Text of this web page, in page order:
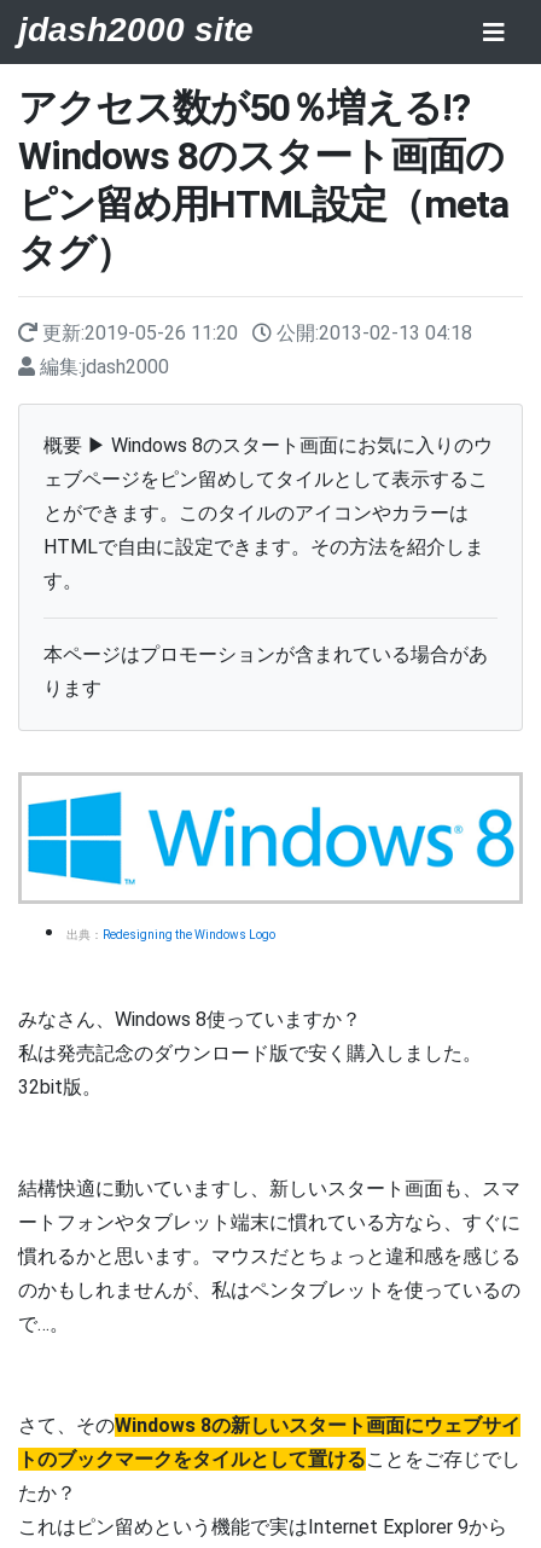
jdash2000 site
アクセス数が50％増える!?
Windows 8のスタート画面の
ピン留め用HTML設定（meta
タグ）
更新:2019-05-26 11:20 公開:2013-02-13 04:18
編集:jdash2000
概要 ▶ Windows 8のスタート画面にお気に入りのウ
ェブページをピン留めしてタイルとして表示するこ
とができます。このタイルのアイコンやカラーは
HTMLで自由に設定できます。その方法を紹介しま
す。
本ページはプロモーションが含まれている場合があ
ります
出典： Redesigning the Windows Logo
みなさん、Windows 8使っていますか？
私は発売記念のダウンロード版で安く購入しました。
32bit版。
結構快適に動いていますし、新しいスタート画面も、スマ
ートフォンやタブレット端末に慣れている方なら、すぐに
慣れるかと思います。マウスだとちょっと違和感を感じる
のかもしれませんが、私はペンタブレットを使っているの
で…。
さて、そのWindows 8の新しいスタート画面にウェブサイ
トのブックマークをタイルとして置けることをご存じでし
たか？
これはピン留めという機能で実はInternet Explorer 9から